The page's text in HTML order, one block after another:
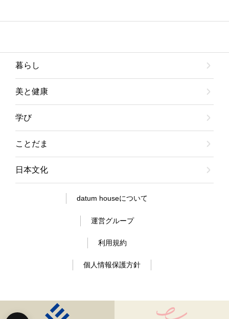
暮らし
美と健康
学び
ことだま
日本文化
datum houseについて
運営グループ
利用規約
個人情報保護方針